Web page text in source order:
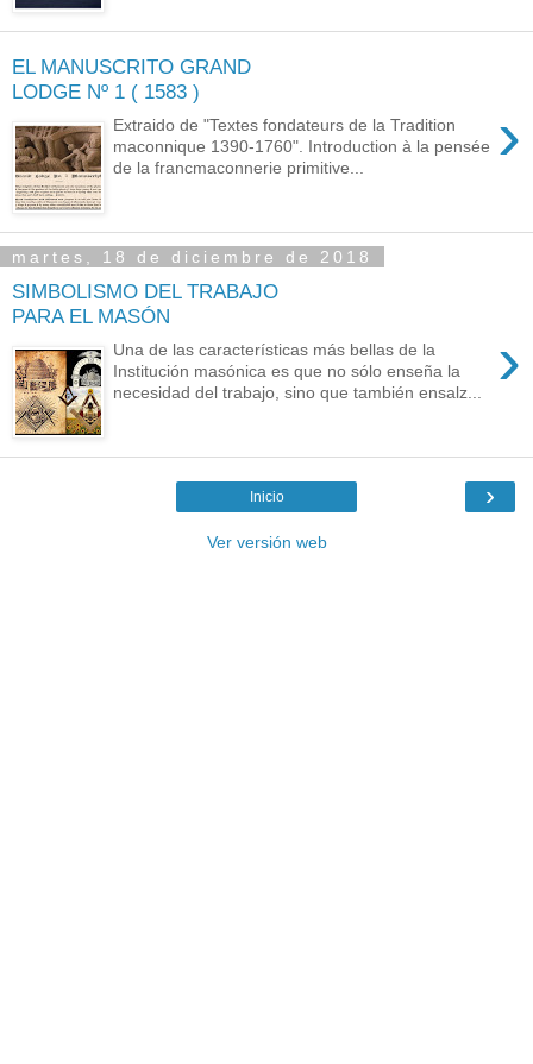
EL MANUSCRITO GRAND
LODGE Nº 1 ( 1583 )
›
Extraido de "Textes fondateurs de la Tradition
maconnique 1390-1760". Introduction à la pensée
de la francmaconnerie primitive...
martes, 18 de diciembre de 2018
SIMBOLISMO DEL TRABAJO
PARA EL MASÓN
›
Una de las características más bellas de la
Institución masónica es que no sólo enseña la
necesidad del trabajo, sino que también ensalz...
›
Inicio
Ver versión web